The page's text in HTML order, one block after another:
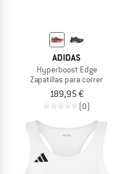
ADIDAS
Hyperboost Edge
Zapatillas para correr
189,95 €
(0)